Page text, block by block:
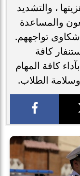
، والتشديد
والمساعدة
تواجههم.
كافة
كافة المهام
الطلاب.